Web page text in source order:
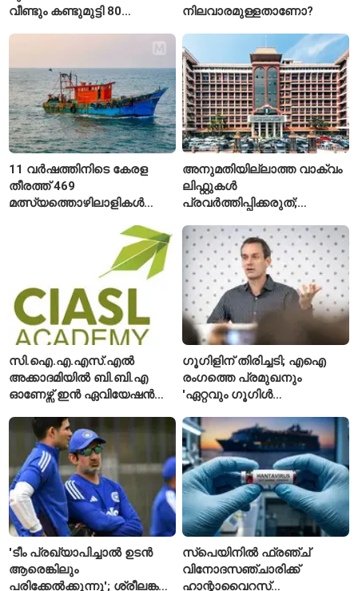
വീണ്ടും കണ്ടുമുട്ടി 80
നിലവാരമുള്ളതാണോ?
11 വർഷത്തിനിടെ കേരള
തീരത്ത് 469
മത്സ്യത്തൊഴിലാളികൾ
കാണാതായി, 47,773 പേരെ
അനുമതിയില്ലാത്ത വാക്വം
ലിഫ്റ്റുകൾ
പ്രവർത്തിപ്പിക്കരുത്;
അനുമതിയില്ലാത്ത
ലിഫ്റ്റുകൾക്ക്
ഹൈക്കോടതിയുടെ വിലക്ക്
സി.ഐ.എ.എസ്.എൽ
അക്കാദമിയിൽ ബി.ബി.എ
ഓണേഴ്സ് ഇൻ ഏവിയേഷൻ
ഈമാസം 12 വരെ
ഗൂഗിളിന് തിരിച്ചടി; എഐ
രംഗത്തെ പ്രമുഖനും
'ഏറ്റവും ഗൂഗിൾ
വിശേഷിപ്പിക്കപ്പെട്ട
ഗവേഷകൻ രാജിവെച്ചു
'ടീം പ്രഖ്യാപിച്ചാൽ ഉടൻ
ആരെങ്കിലും
പരിക്കേൽക്കുന്നു'; ശ്രീലങ്കൻ
സ്പെയിനിൽ ഫ്രഞ്ച്
വിനോദസഞ്ചാരിക്ക്
ഹാന്റാവൈറസ്